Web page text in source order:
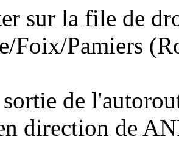
sur la file de
Foix/Pamiers
de
direction de